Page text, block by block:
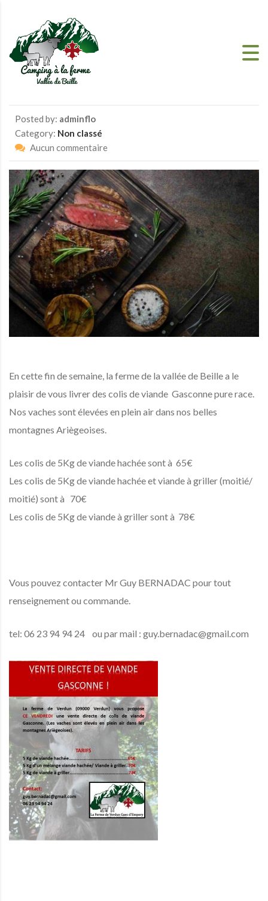
Posted by: adminflo
Category: Non classé
Aucun commentaire
En cette fin de semaine, la ferme de la vallée de Beille a le
plaisir de vous livrer des colis de viande Gasconne pure race.
Nos vaches sont élevées en plein air dans nos belles
montagnes Ariègeoises.
Les colis de 5Kg de viande hachée sont à 65€
Les colis de 5Kg de viande hachée et viande à griller (moitié/
moitié) sont à 70€
Les colis de 5Kg de viande à griller sont à 78€
Vous pouvez contacter Mr Guy BERNADAC pour tout
renseignement ou commande.
tel: 06 23 94 94 24 ou par mail : guy.bernadac@gmail.com